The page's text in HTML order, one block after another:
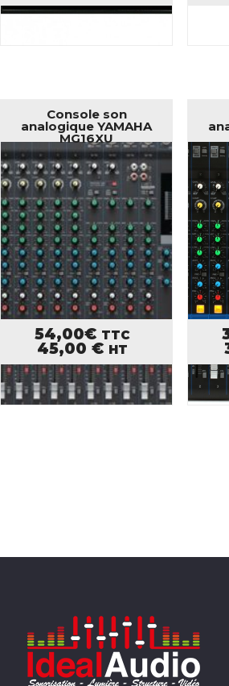
Console son
analogique YAMAHA
MG16XU
54,00€ TTC
45,00€ HT